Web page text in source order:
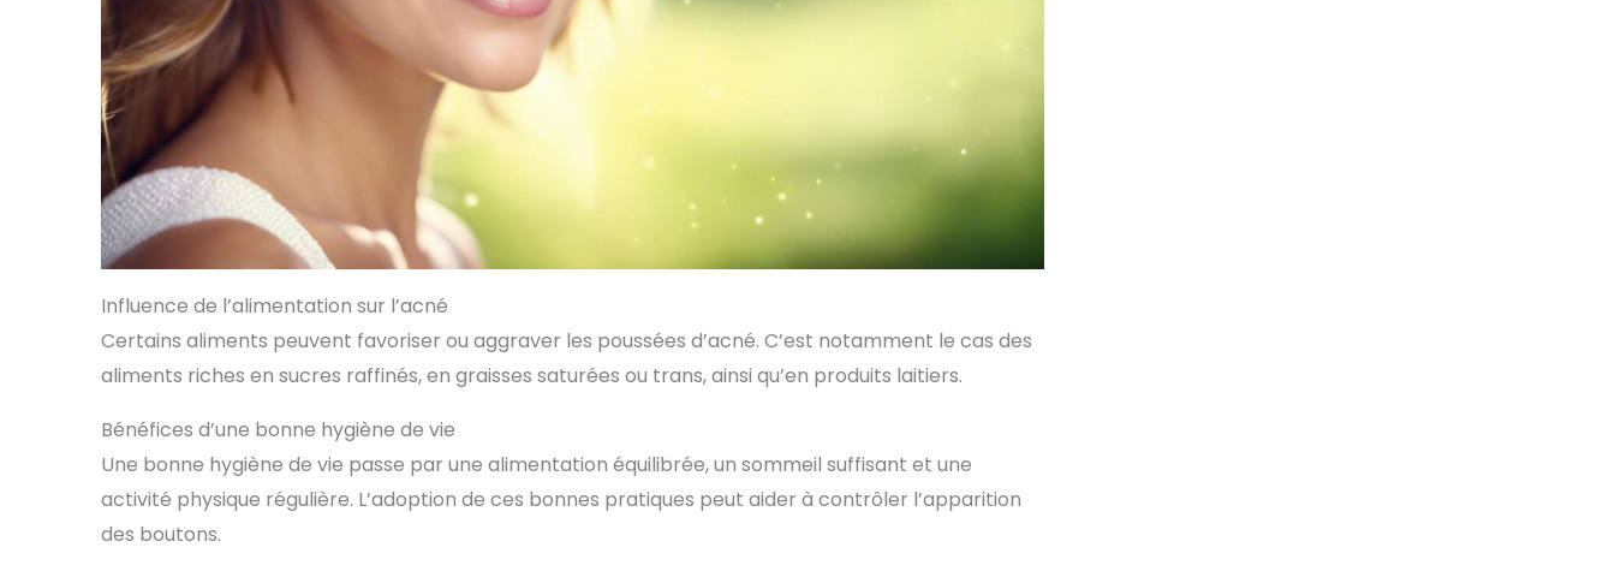
Influence de l’alimentation sur l’acné
Certains aliments peuvent favoriser ou aggraver les poussées d’acné. C’est notamment le cas des
aliments riches en sucres raffinés, en graisses saturées ou trans, ainsi qu’en produits laitiers.
Bénéfices d’une bonne hygiène de vie
Une bonne hygiène de vie passe par une alimentation équilibrée, un sommeil suffisant et une
activité physique régulière. L’adoption de ces bonnes pratiques peut aider à contrôler l’apparition
des boutons.